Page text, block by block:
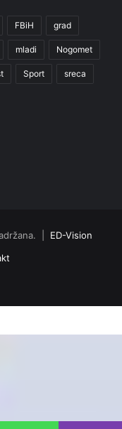
FBiH grad
mladi Nogomet
Sport sreca
| ED-Vision